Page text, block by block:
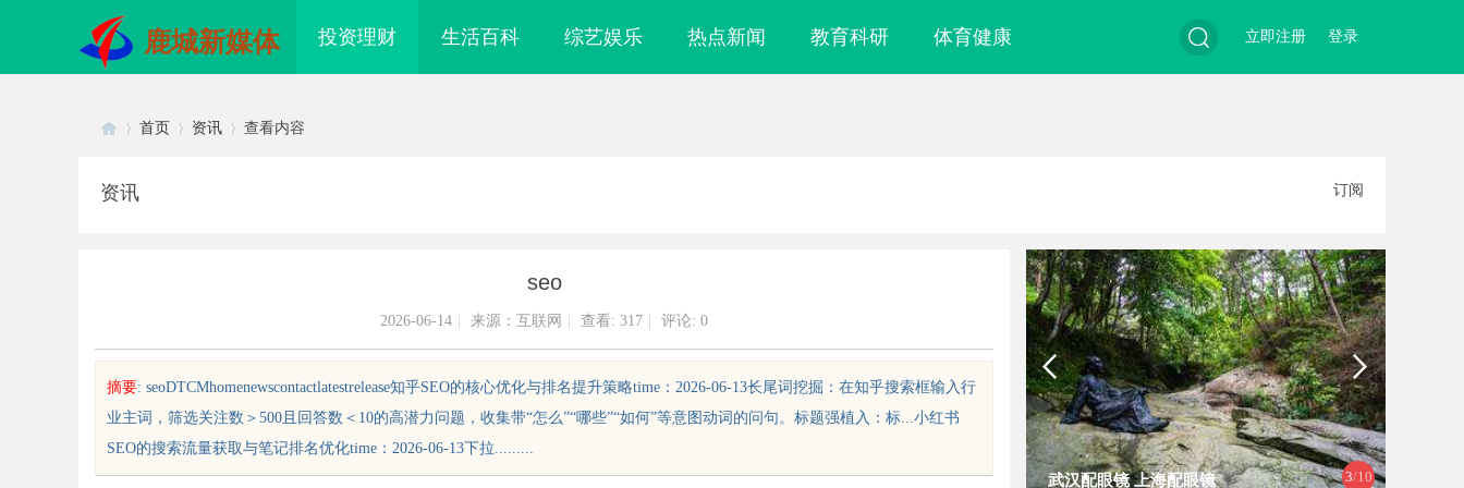
鹿城新媒体 投资理财 生活百科 综艺娱乐 热点新闻 教育科研 体育健康
索
登录
立即注册
sc
首页 资讯 查看内容
资讯 订阅
seo
2026-06-14 来源：互联网 查看: 317 评论: 0
摘要: seoDTCMhomenewscontactlatestrelease知乎SEO的核心优化与排名提升策略time：2026-06-13长尾词挖掘：在知乎搜索框输入行
业主词，筛选关注数＞500且回答数＜10的高潜力问题，收集带“怎么”“哪些”“如何”等意图动词的问句。标题强植入：标...小红书
SEO的搜索流量获取与笔记排名优化time：2026-06-13下拉.........
4/10
贝净 AC 国际医疗实验室，标准化研 国信招标采购：提升企业竞争力的战 武汉配眼镜 上海配眼镜 利星能联合阿里云发布全球